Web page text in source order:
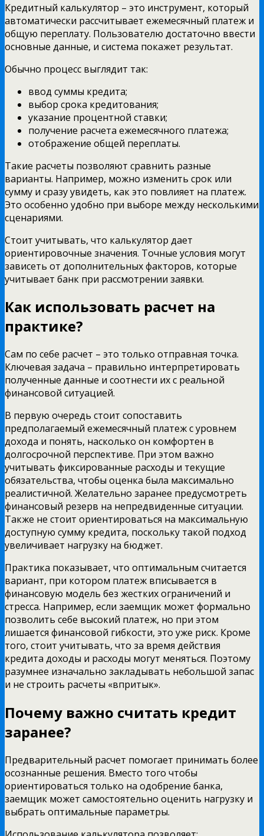
Кредитный калькулятор – это инструмент, который
автоматически рассчитывает ежемесячный платеж и
общую переплату. Пользователю достаточно ввести
основные данные, и система покажет результат.
Обычно процесс выглядит так:
ввод суммы кредита;
выбор срока кредитования;
указание процентной ставки;
получение расчета ежемесячного платежа;
отображение общей переплаты.
Такие расчеты позволяют сравнить разные
варианты. Например, можно изменить срок или
сумму и сразу увидеть, как это повлияет на платеж.
Это особенно удобно при выборе между несколькими
сценариями.
Стоит учитывать, что калькулятор дает
ориентировочные значения. Точные условия могут
зависеть от дополнительных факторов, которые
учитывает банк при рассмотрении заявки.
Как использовать расчет на
практике?
Сам по себе расчет – это только отправная точка.
Ключевая задача – правильно интерпретировать
полученные данные и соотнести их с реальной
финансовой ситуацией.
В первую очередь стоит сопоставить
предполагаемый ежемесячный платеж с уровнем
дохода и понять, насколько он комфортен в
долгосрочной перспективе. При этом важно
учитывать фиксированные расходы и текущие
обязательства, чтобы оценка была максимально
реалистичной. Желательно заранее предусмотреть
финансовый резерв на непредвиденные ситуации.
Также не стоит ориентироваться на максимальную
доступную сумму кредита, поскольку такой подход
увеличивает нагрузку на бюджет.
Практика показывает, что оптимальным считается
вариант, при котором платеж вписывается в
финансовую модель без жестких ограничений и
стресса. Например, если заемщик может формально
позволить себе высокий платеж, но при этом
лишается финансовой гибкости, это уже риск. Кроме
того, стоит учитывать, что за время действия
кредита доходы и расходы могут меняться. Поэтому
разумнее изначально закладывать небольшой запас
и не строить расчеты «впритык».
Почему важно считать кредит
заранее?
Предварительный расчет помогает принимать более
осознанные решения. Вместо того чтобы
ориентироваться только на одобрение банка,
заемщик может самостоятельно оценить нагрузку и
выбрать оптимальные параметры.